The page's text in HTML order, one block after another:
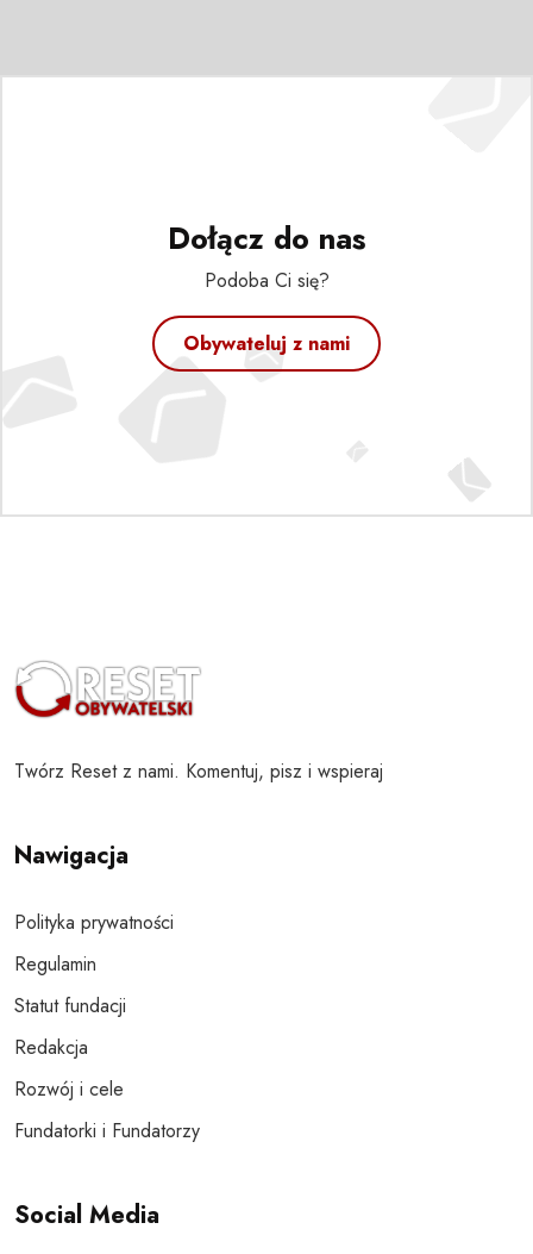
Dołącz do nas
Podoba Ci się?
Obywateluj z nami
Twórz Reset z nami. Komentuj, pisz i wspieraj
Nawigacja
Polityka prywatności
Regulamin
Statut fundacji
Redakcja
Rozwój i cele
Fundatorki i Fundatorzy
Social Media